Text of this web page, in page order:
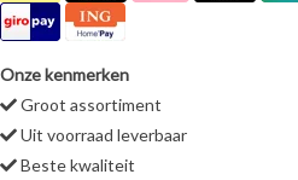
Onze kenmerken
Groot assortiment
Uit voorraad leverbaar
Beste kwaliteit